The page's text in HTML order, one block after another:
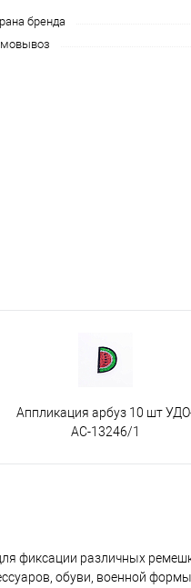
бренда
Аппликация арбуз 10 шт
АС-13246/1
фиксации различных
обуви, военной